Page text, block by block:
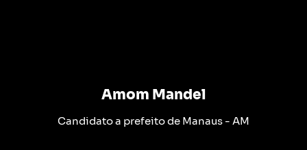
Amom Mandel
Candidato a prefeito de Manaus - AM